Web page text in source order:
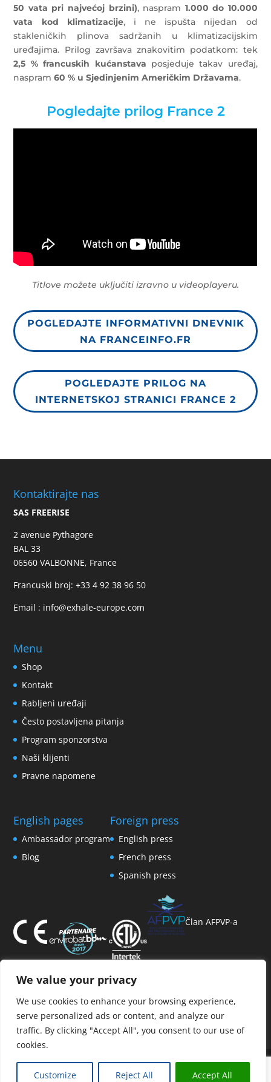
We value your privacy
We use cookies to enhance your browsing experience,
serve personalized ads or content, and analyze our
traffic. By clicking "Accept All", you consent to our use of
cookies.
Customize Reject All Accept All
50 vata pri najvećoj brzini), naspram 1.000 do 10.000
vata kod klimatizacije, i ne ispušta nijedan od
stakleničkih plinova sadržanih u klimatizacijskim
uređajima. Prilog završava znakovitim podatkom: tek
2,5 % francuskih kućanstava posjeduje takav uređaj,
naspram60 % u Sjedinjenim Američkim Državama.
Pogledajte prilog France 2
Titlove možete uključiti izravno u videoplayeru.
POGLEDAJTE INFORMATIVNI DNEVNIK
NA FRANCEINFO.FR
POGLEDAJTE PRILOG NA
INTERNETSKOJ STRANICI FRANCE 2
Kontaktirajte nas
SAS FREERISE
2 avenue Pythagore
BAL 33
06560 VALBONNE, France
Francuski broj:+33 4 92 38 96 50
Email : info@exhale-europe.com
Menu
Shop
Kontakt
Rabljeni uređaji
Često postavljena pitanja
Program sponzorstva
Naši klijenti
Pravne napomene
English pages
Ambassador program
Blog
Foreign press
English press
French press
Spanish press
Član AFPVP-a